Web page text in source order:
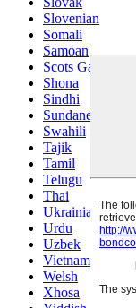
Slovenian
Somali
Samoan
Scots Gaelic
Shona
Sindhi
Sundanese
Swahili
Tajik
Tamil
Telugu
Thai
Ukrainian
Urdu
Uzbek
Vietnamese
Welsh
Xhosa